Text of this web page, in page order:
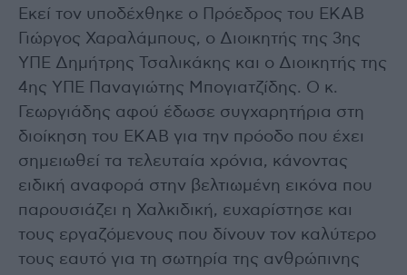
Εκεί τον υποδέχθηκε ο Πρόεδρος του ΕΚΑΒ
Γιώργος Χαραλάμπους, ο Διοικητής της 3ης
ΥΠΕ Δημήτρης Τσαλικάκης και ο Διοικητής της
4ης ΥΠΕ Παναγιώτης Μπογιατζίδης. Ο κ.
Γεωργιάδης αφού έδωσε συγχαρητήρια στη
διοίκηση του ΕΚΑΒ για την πρόοδο που έχει
σημειωθεί τα τελευταία χρόνια, κάνοντας
ειδική αναφορά στην βελτιωμένη εικόνα που
παρουσιάζει η Χαλκιδική, ευχαρίστησε και
τους εργαζόμενους που δίνουν τον καλύτερο
τους εαυτό για τη σωτηρία της ανθρώπινης